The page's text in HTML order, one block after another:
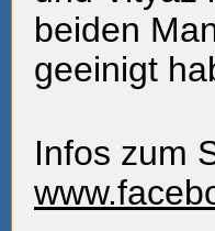
beiden
geeinigt
Infos zum